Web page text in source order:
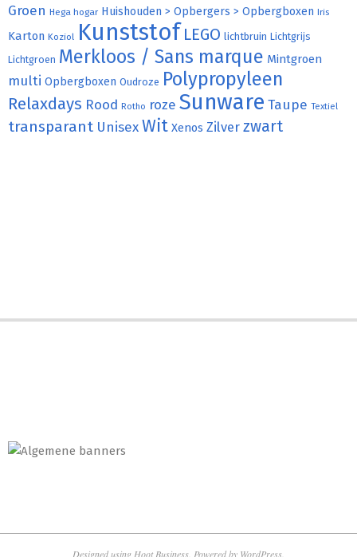
Groen Hega hogar Huishouden > Opbergers > Opbergboxen Iris
Karton Koziol Kunststof LEGO lichtbruin Lichtgrijs
Lichtgroen Merkloos / Sans marque Mintgroen
multi Opbergboxen Oudroze Polypropyleen
Relaxdays Rood Rotho roze Sunware Taupe Textiel
transparant UnisexWit Xenos Zilver zwart
Designed using Hoot Business . Powered by WordPress